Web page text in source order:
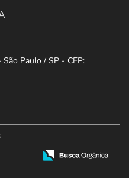
Paulo / SP - CEP: